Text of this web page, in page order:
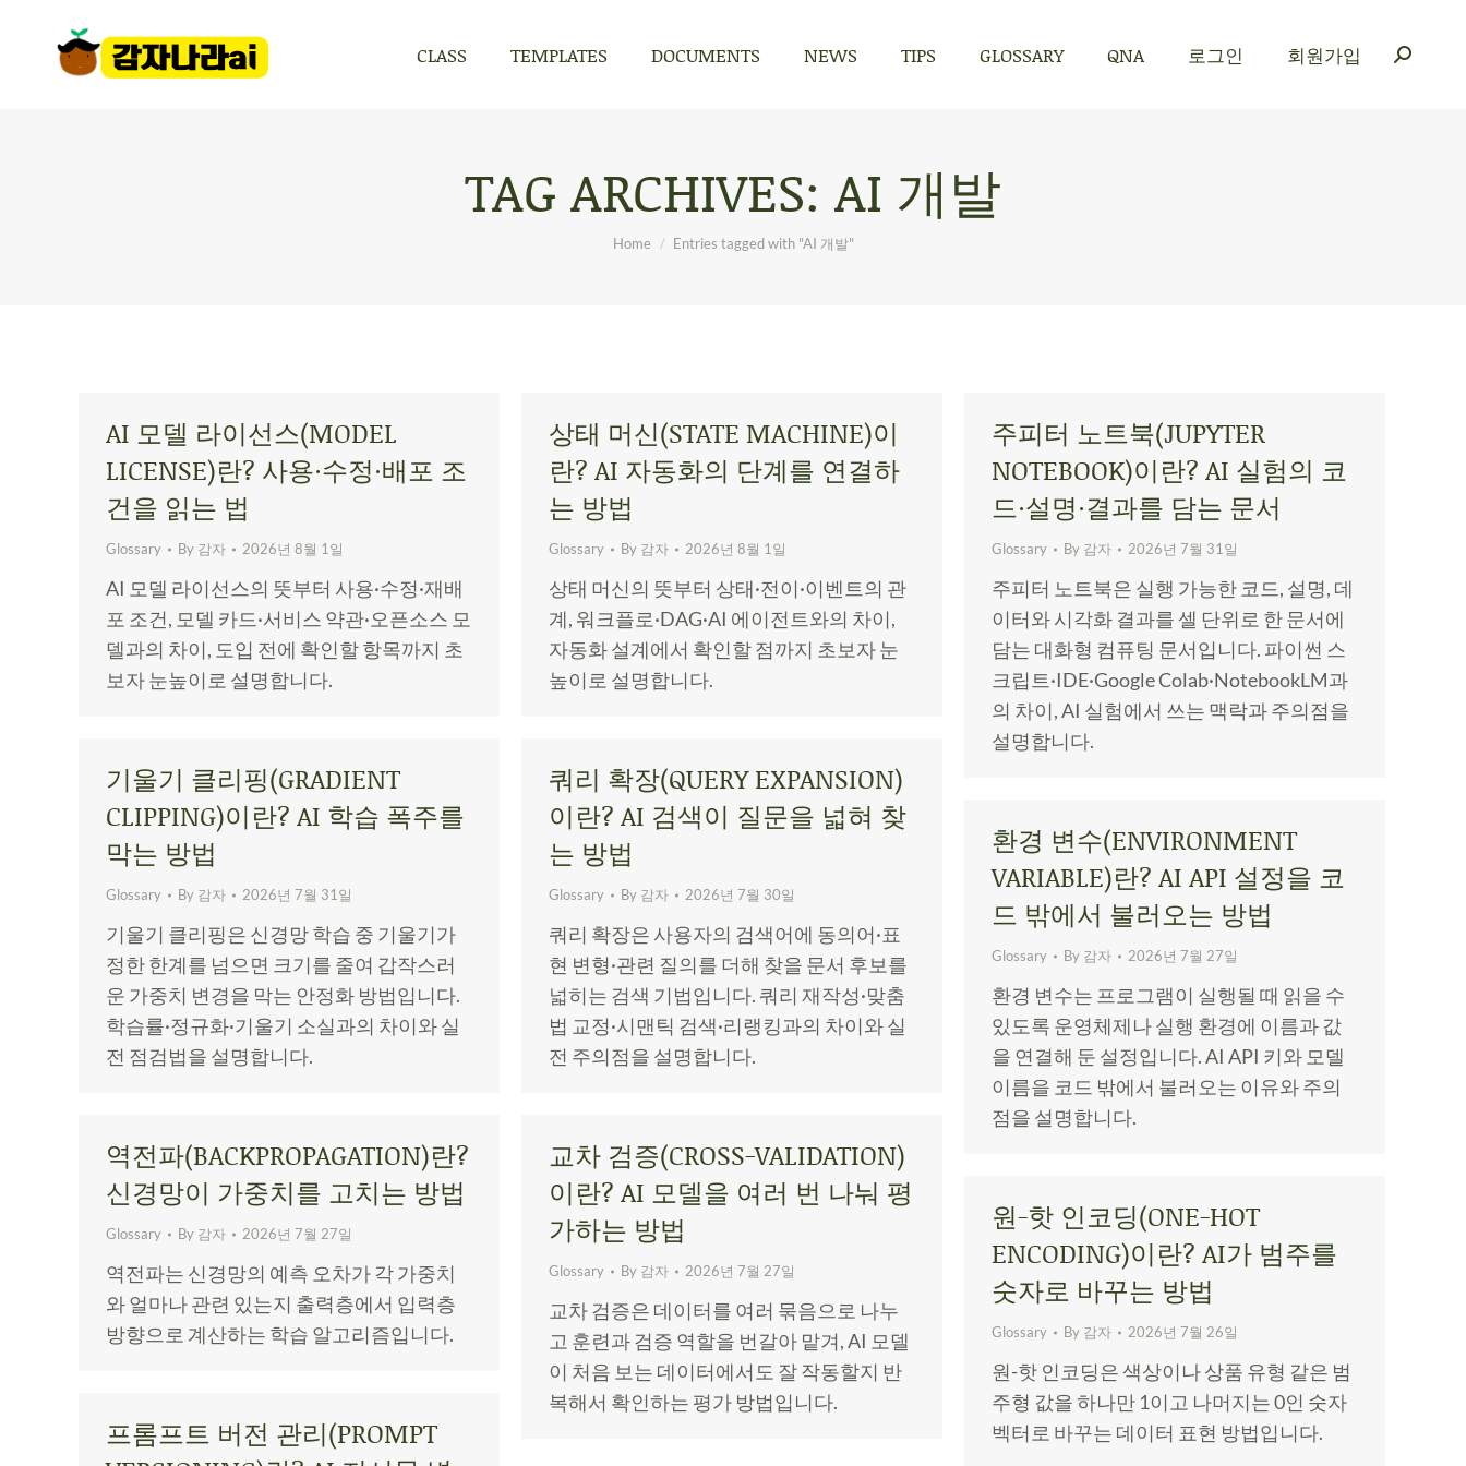
CLASS TEMPLATES DOCUMENTS NEWS TIPS GLOSSARY QNA 로그인 회원가입
TAG ARCHIVES:AI 개발
You are here:
Home Entries tagged with "AI 개발"
AI 모델 라이선스(MODEL
LICENSE)란? 사용·수정·배포 조
건을 읽는 법
Glossary By 감자 2026년 8월 1일
AI 모델 라이선스의 뜻부터 사용·수정·재배
포 조건, 모델 카드·서비스 약관·오픈소스 모
델과의 차이, 도입 전에 확인할 항목까지 초
보자 눈높이로 설명합니다.
상태 머신(STATE MACHINE)이
란? AI 자동화의 단계를 연결하
는 방법
Glossary By 감자 2026년 8월 1일
상태 머신의 뜻부터 상태·전이·이벤트의 관
계, 워크플로·DAG·AI 에이전트와의 차이,
자동화 설계에서 확인할 점까지 초보자 눈
높이로 설명합니다.
주피터 노트북(JUPYTER
NOTEBOOK)이란? AI 실험의 코
드·설명·결과를 담는 문서
Glossary By 감자 2026년 7월 31일
주피터 노트북은 실행 가능한 코드, 설명, 데
이터와 시각화 결과를 셀 단위로 한 문서에
담는 대화형 컴퓨팅 문서입니다. 파이썬 스
크립트·IDE·Google Colab·NotebookLM과
의 차이, AI 실험에서 쓰는 맥락과 주의점을
설명합니다.
기울기 클리핑(GRADIENT
CLIPPING)이란? AI 학습 폭주를
막는 방법
Glossary By 감자 2026년 7월 31일
기울기 클리핑은 신경망 학습 중 기울기가
정한 한계를 넘으면 크기를 줄여 갑작스러
운 가중치 변경을 막는 안정화 방법입니다.
학습률·정규화·기울기 소실과의 차이와 실
전 점검법을 설명합니다.
쿼리 확장(QUERY EXPANSION)
이란? AI 검색이 질문을 넓혀 찾
는 방법
Glossary By 감자 2026년 7월 30일
쿼리 확장은 사용자의 검색어에 동의어·표
현 변형·관련 질의를 더해 찾을 문서 후보를
넓히는 검색 기법입니다. 쿼리 재작성·맞춤
법 교정·시맨틱 검색·리랭킹과의 차이와 실
전 주의점을 설명합니다.
환경 변수(ENVIRONMENT
VARIABLE)란? AI API 설정을 코
드 밖에서 불러오는 방법
Glossary By 감자 2026년 7월 27일
환경 변수는 프로그램이 실행될 때 읽을 수
있도록 운영체제나 실행 환경에 이름과 값
을 연결해 둔 설정입니다. AI API 키와 모델
이름을 코드 밖에서 불러오는 이유와 주의
점을 설명합니다.
역전파(BACKPROPAGATION)란?
신경망이 가중치를 고치는 방법
Glossary By 감자 2026년 7월 27일
역전파는 신경망의 예측 오차가 각 가중치
와 얼마나 관련 있는지 출력층에서 입력층
방향으로 계산하는 학습 알고리즘입니다.
교차 검증(CROSS-VALIDATION)
이란? AI 모델을 여러 번 나눠 평
가하는 방법
Glossary By 감자 2026년 7월 27일
교차 검증은 데이터를 여러 묶음으로 나누
고 훈련과 검증 역할을 번갈아 맡겨, AI 모델
이 처음 보는 데이터에서도 잘 작동할지 반
복해서 확인하는 평가 방법입니다.
원-핫 인코딩(ONE-HOT
ENCODING)이란? AI가 범주를
숫자로 바꾸는 방법
Glossary By 감자 2026년 7월 26일
원-핫 인코딩은 색상이나 상품 유형 같은 범
주형 값을 하나만 1이고 나머지는 0인 숫자
벡터로 바꾸는 데이터 표현 방법입니다.
프롬프트 버전 관리(PROMPT
로그인 회원가입